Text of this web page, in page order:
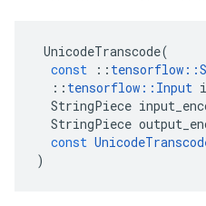
UnicodeTranscode(
const
:: tensorflow ::
:: tensorflow :: Input
StringPiece
StringPiece
const
)